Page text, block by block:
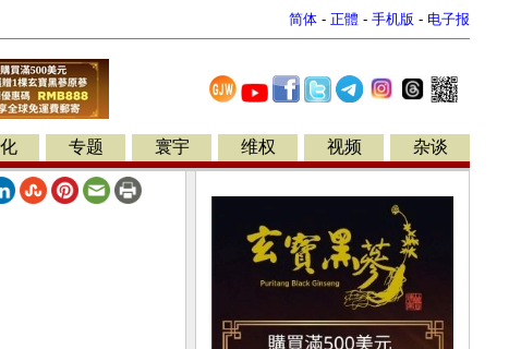
简体 - 正體 - 手机版 - 电子报
专题 寰宇 维权 视频 杂谈